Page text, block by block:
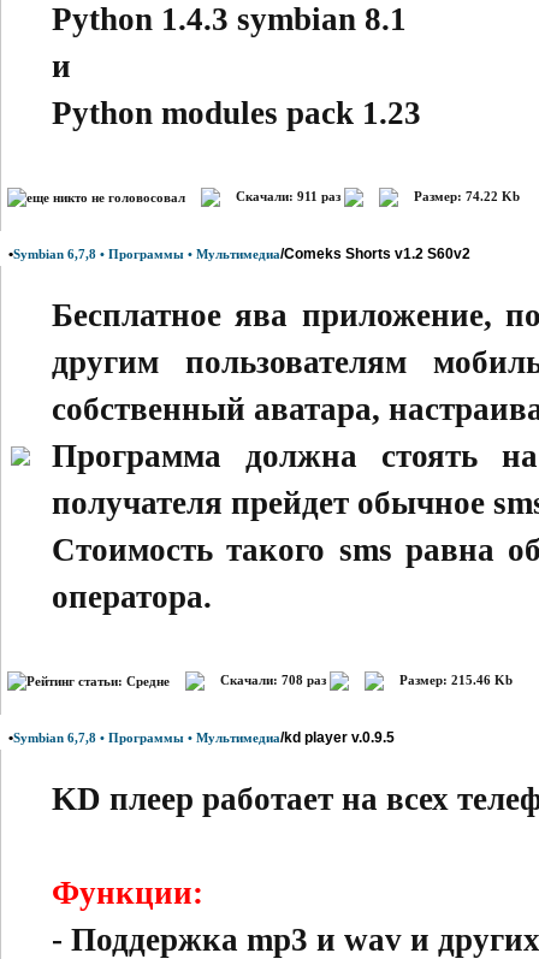
Python 1.4.3 symbian 8.1
и
Python modules pack 1.23
Скачали: 911 раз Размер: 74.22 Kb
•Symbian 6,7,8 • Программы • Мультимедиа/Comeks Shorts v1.2 S60v2
Бесплатное ява приложение,
другим пользователям
собственный аватара,
Программа должна стоять
получателя прейдет обычное
Стоимость такого sms равна
оператора.
Скачали: 708 раз Размер: 215.46 Kb
•Symbian 6,7,8 • Программы • Мультимедиа/kd player v.0.9.5
KD плеер работает на всех
Функции:
- Поддержка mp3 и wav и